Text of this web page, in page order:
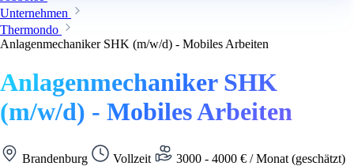
Unternehmen
Thermondo
Anlagenmechaniker SHK (m/w/d) - Mobiles Arbeiten
Anlagenmechaniker SHK
(m/w/d) - Mobiles Arbeiten
Brandenburg Vollzeit
3000 - 4000 € / Monat (geschätzt)